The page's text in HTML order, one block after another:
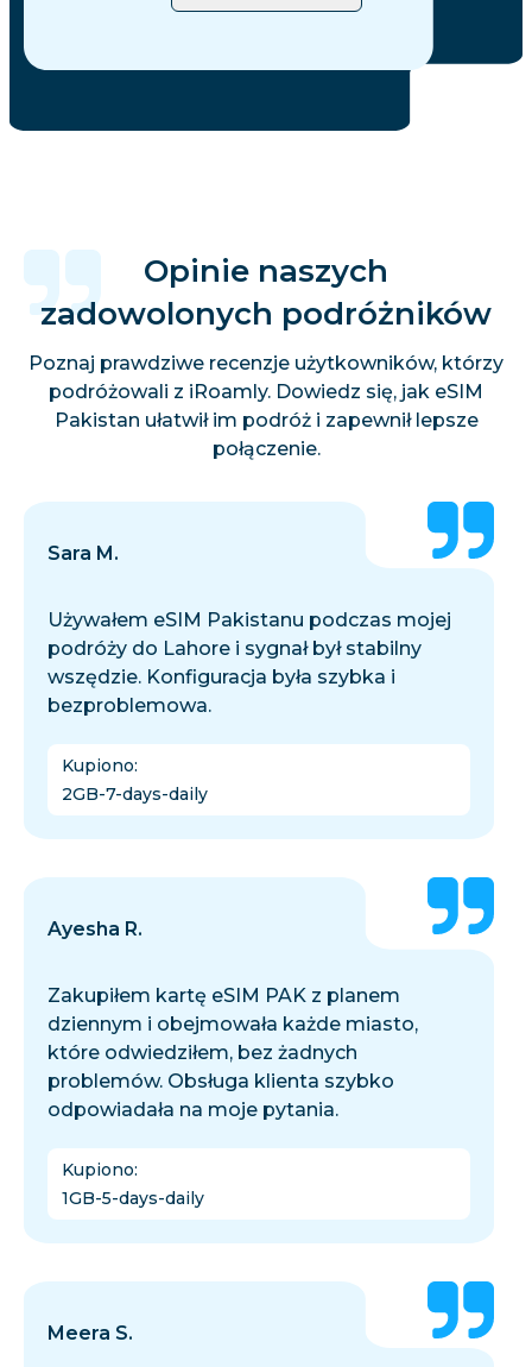
Opinie naszych
zadowolonych podróżników
Poznaj prawdziwe recenzje użytkowników, którzy
podróżowali z iRoamly. Dowiedz się, jak eSIM
Pakistan ułatwił im podróż i zapewnił lepsze
połączenie.
Sara M.
Używałem eSIM Pakistanu podczas mojej
podróży do Lahore i sygnał był stabilny
wszędzie. Konfiguracja była szybka i
bezproblemowa.
Kupiono:
2GB-7-days-daily
Ayesha R.
Zakupiłem kartę eSIM PAK z planem
dziennym i obejmowała każde miasto,
które odwiedziłem, bez żadnych
problemów. Obsługa klienta szybko
odpowiadała na moje pytania.
Kupiono:
1GB-5-days-daily
Meera S.